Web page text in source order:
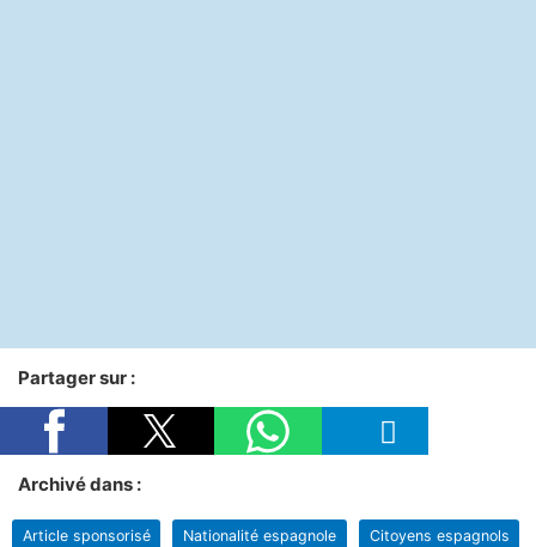
Partager sur :
Archivé dans :
Article sponsorisé Nationalité espagnole Citoyens espagnols